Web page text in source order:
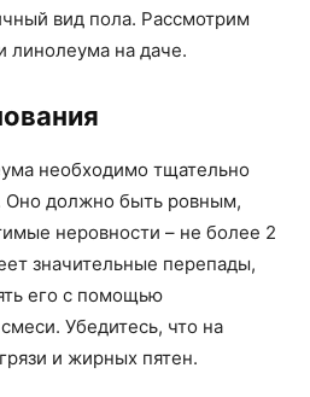
вид пола. Рассмотрим
линолеума на даче.
необходимо тщательно
Оно должно быть ровным,
неровности – не более 2
значительные перепады,
его с помощью
Убедитесь, что на
и жирных пятен.